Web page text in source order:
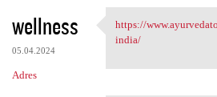
wellness
05.04.2024
Adres
https://
https://
india/